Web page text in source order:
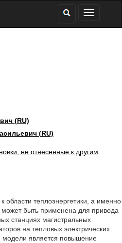
(RU)
(RU)
не отнесенные к другим
области теплоэнергетики, а именно
может быть применена для привода
станциях магистральных
на тепловых электрических
модели является повышение